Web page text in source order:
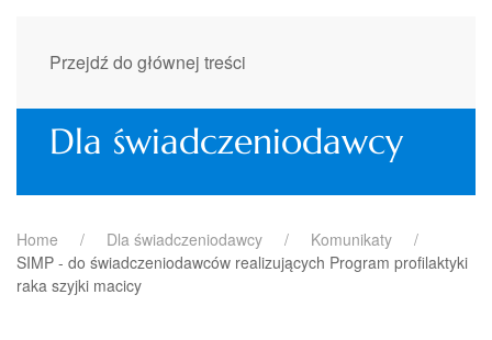
Przejdź do głównej treści
Dla świadczeniodawcy
Home Dla świadczeniodawcy
Komunikaty
SIMP - do świadczeniodawców realizujących Program profilaktyki
raka szyjki macicy